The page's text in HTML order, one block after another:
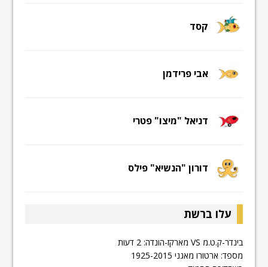
קסד
אבי פרידמן
דניאל "מיצו" פטרי
דורון "הנשיא" פילס
עלו ברשת
בינדר-ק.ט.מ VS מארקז-הונדה: 2 דעות
מספד: ארטורו מאגני 1925-2015